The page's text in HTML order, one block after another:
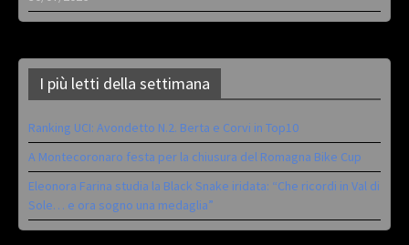
I più letti della settimana
Ranking UCI: Avondetto N.2. Berta e Corvi in Top10
A Montecoronaro festa per la chiusura del Romagna Bike Cup
Eleonora Farina studia la Black Snake iridata: “Che ricordi in Val di
Sole… e ora sogno una medaglia”